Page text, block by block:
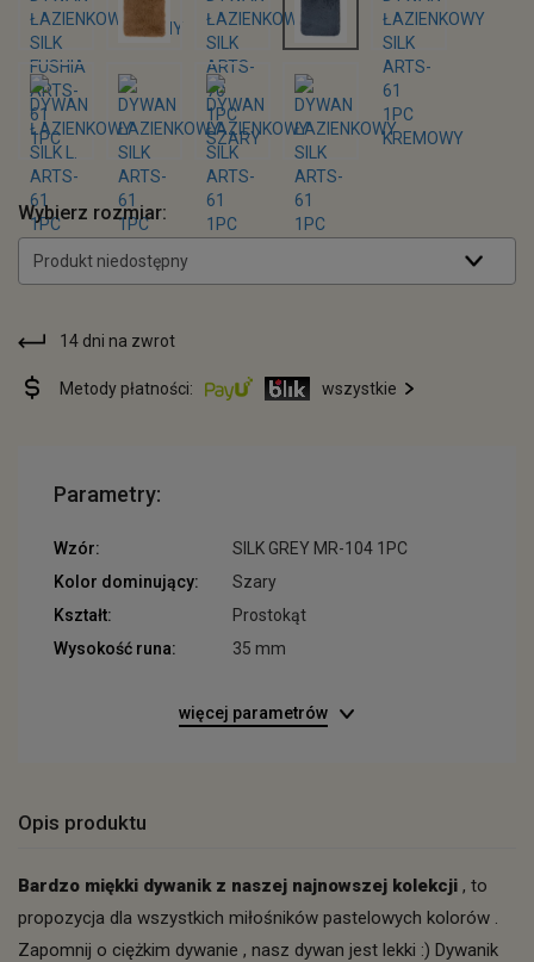
Wybierz rozmiar:
Produkt niedostępny
14 dni na zwrot
Metody płatności: wszystkie
Parametry:
Wzór:
SILK GREY MR-104 1PC
Kolor dominujący:
Szary
Kształt:
Prostokąt
Wysokość runa:
35 mm
więcej parametrów
Opis produktu
Bardzo miękki dywanik z naszej najnowszej kolekcji , to
propozycja dla wszystkich miłośników pastelowych kolorów .
Zapomnij o ciężkim dywanie , nasz dywan jest lekki :) Dywanik